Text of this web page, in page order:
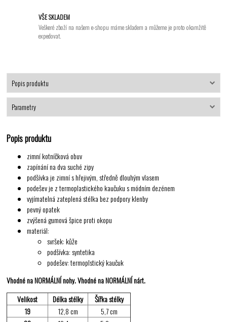
VŠE SKLADEM
Veškeré zboží na našem e-shopu máme skladem a můžeme je proto okamžitě
expedovat.
Popis produktu
Parametry
Popis produktu
zimní kotníčková obuv
zapínání na dva suché zipy
podšívka je zimní s hřejivým, středně dlouhým vlasem
podešev je z termoplastického kaučuku s módním dezénem
vyjímatelná zateplená stélka bez podpory klenby
pevný opatek
zvýšená gumová špice proti okopu
materiál:
svršek: kůže
podšívka: syntetika
podešev: termoplstický kaučuk
Vhodné na NORMÁLNÍ nohy. Vhodné na NORMÁLNÍ nárt.
Velikost
Délka stélky
Šířka stélky
19
12,8 cm
5,7 cm